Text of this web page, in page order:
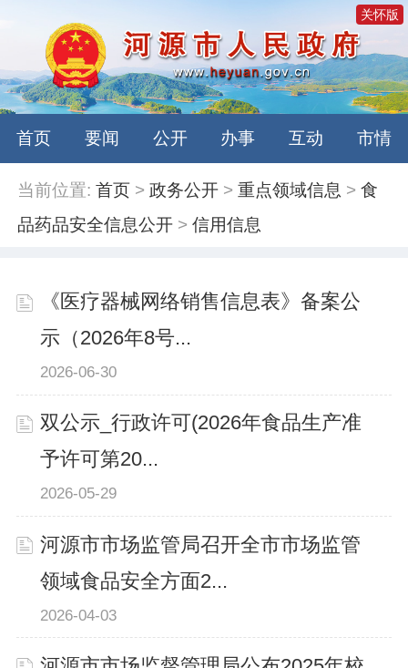
关怀版
首页 要闻 公开 办事 互动 市情
当前位置: 首页 >政务公开 >重点领域信息 >食
品药品安全信息公开 >信用信息
《医疗器械网络销售信息表》备案公
示（2026年8号...
2026-06-30
双公示_行政许可(2026年食品生产准
予许可第20...
2026-05-29
河源市市场监管局召开全市市场监管
领域食品安全方面2...
2026-04-03